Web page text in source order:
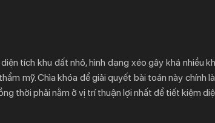
tích khu đất nhỏ, hình dạng xéo gây khá nhiều
mỹ. Chìa khóa để giải quyết bài toán này chính
thời phải nằm ở vị trí thuận lợi nhất để tiết kiệm